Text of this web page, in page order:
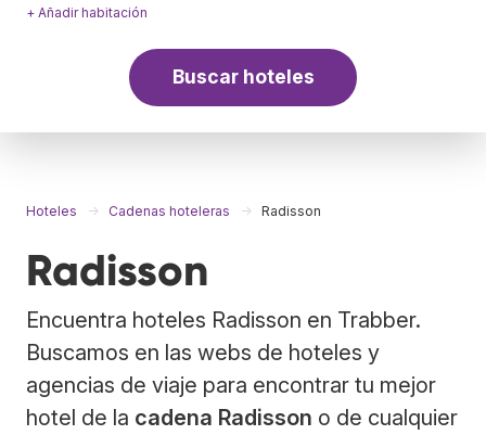
+ Añadir habitación
Buscar hoteles
Hoteles Cadenas hoteleras Radisson
Radisson
Encuentra hoteles Radisson en Trabber.
Buscamos en las webs de hoteles y
agencias de viaje para encontrar tu mejor
hotel de la cadena Radisson o de cualquier